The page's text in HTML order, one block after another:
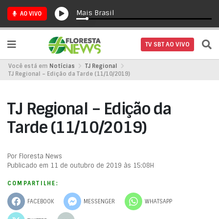
AO VIVO Mais Brasil
TV SBT AO VIVO
Você está em Notícias
TJ Regional
TJ Regional – Edição da Tarde (11/10/2019)
TJ Regional – Edição da
Tarde (11/10/2019)
Por Floresta News
Publicado em 11 de outubro de 2019 às 15:08H
COMPARTILHE:
FACEBOOK MESSENGER WHATSAPP